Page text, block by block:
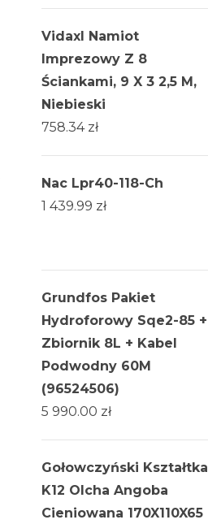
Vidaxl Namiot
Imprezowy Z 8
Ściankami, 9 X 3 2,5 M,
Niebieski
758.34 zł
Nac Lpr40-118-Ch
1 439.99 zł
Grundfos Pakiet
Hydroforowy Sqe2-85 +
Zbiornik 8L + Kabel
Podwodny 60M
(96524506)
5 990.00 zł
Gołowczyński Kształtka
K12 Olcha Angoba
Cieniowana 170X110X65